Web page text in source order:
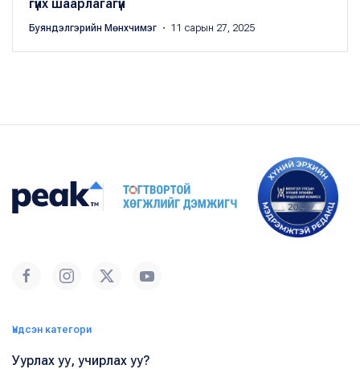
гүйх шаарлагагүй
Буяндэлгэрийн Мөнхчимэг ・ 11 сарын 27, 2025
Үндсэн категори
Уурлах уу, учирлах уу?